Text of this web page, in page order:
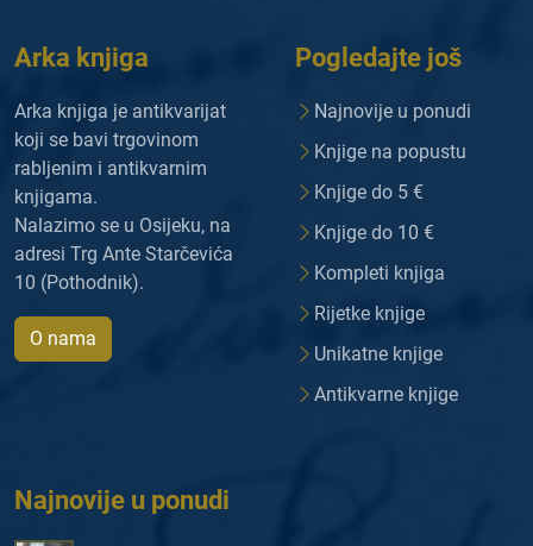
Arka knjiga
Arka knjiga je antikvarijat
koji se bavi trgovinom
rabljenim i antikvarnim
knjigama.
Nalazimo se u Osijeku, na
adresi Trg Ante Starčevića
10 (Pothodnik).
O nama
Pogledajte još
Najnovije u ponudi
Knjige na popustu
Knjige do 5 €
Knjige do 10 €
Kompleti knjiga
Rijetke knjige
Unikatne knjige
Antikvarne knjige
Najnovije u ponudi